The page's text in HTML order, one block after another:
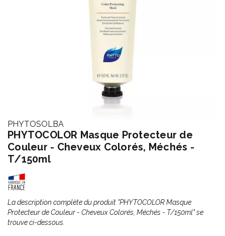
PHYTOSOLBA
PHYTOCOLOR Masque Protecteur de
Couleur - Cheveux Colorés, Méchés -
T/150ml
La description complète du produit "PHYTOCOLOR Masque
Protecteur de Couleur - Cheveux Colorés, Méchés - T/150ml" se
trouve ci-dessous.